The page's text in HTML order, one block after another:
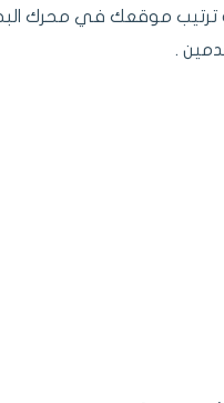
و ترتيب موقعك في محرك
.